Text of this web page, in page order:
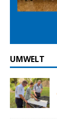
Prev
ious
UMWELT